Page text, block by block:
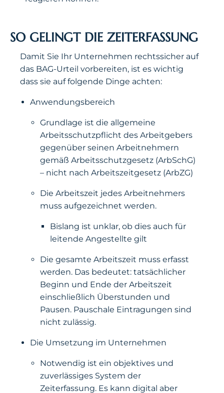
SO GELINGT DIE ZEITERFASSUNG
Damit Sie Ihr Unternehmen rechtssicher auf
das BAG-Urteil vorbereiten, ist es wichtig
dass sie auf folgende Dinge achten:
Anwendungsbereich
Grundlage ist die allgemeine
Arbeitsschutzpflicht des Arbeitgebers
gegenüber seinen Arbeitnehmern
gemäß Arbeitsschutzgesetz (ArbSchG)
– nicht nach Arbeitszeitgesetz (ArbZG)
Die Arbeitszeit jedes Arbeitnehmers
muss aufgezeichnet werden.
Bislang ist unklar, ob dies auch für
leitende Angestellte gilt
Die gesamte Arbeitszeit muss erfasst
werden. Das bedeutet: tatsächlicher
Beginn und Ende der Arbeitszeit
einschließlich Überstunden und
Pausen. Pauschale Eintragungen sind
nicht zulässig.
Die Umsetzung im Unternehmen
Notwendig ist ein objektives und
zuverlässiges System der
Zeiterfassung. Es kann digital aber